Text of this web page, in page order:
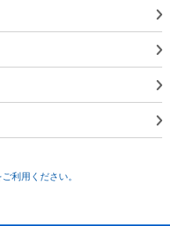
利用ください。